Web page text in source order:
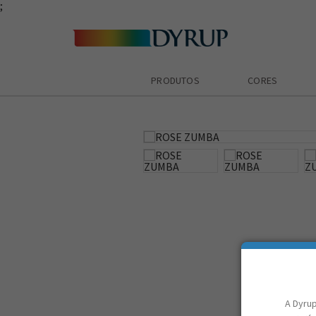
;
PRODUTOS CORES
A